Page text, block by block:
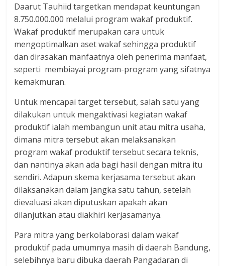
Daarut Tauhiid targetkan mendapat keuntungan
8.750.000.000 melalui program wakaf produktif.
Wakaf produktif merupakan cara untuk
mengoptimalkan aset wakaf sehingga produktif
dan dirasakan manfaatnya oleh penerima manfaat,
seperti membiayai program-program yang sifatnya
kemakmuran.
Untuk mencapai target tersebut, salah satu yang
dilakukan untuk mengaktivasi kegiatan wakaf
produktif ialah membangun unit atau mitra usaha,
dimana mitra tersebut akan melaksanakan
program wakaf produktif tersebut secara teknis,
dan nantinya akan ada bagi hasil dengan mitra itu
sendiri. Adapun skema kerjasama tersebut akan
dilaksanakan dalam jangka satu tahun, setelah
dievaluasi akan diputuskan apakah akan
dilanjutkan atau diakhiri kerjasamanya.
Para mitra yang berkolaborasi dalam wakaf
produktif pada umumnya masih di daerah Bandung,
selebihnya baru dibuka daerah Pangadaran di